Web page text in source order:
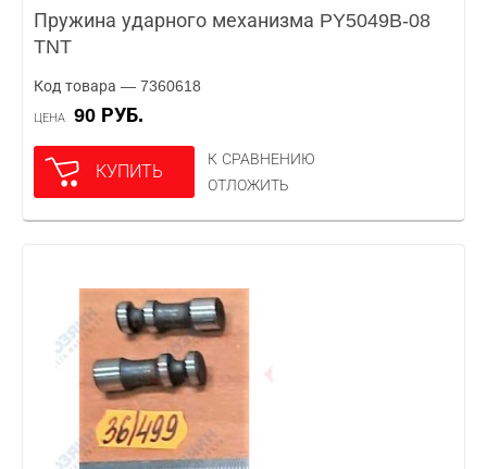
Пружина ударного механизма PY5049B-08
TNT
Код товара — 7360618
ЦЕНА 90 РУБ.
КУПИТЬ
К СРАВНЕНИЮ
ОТЛОЖИТЬ